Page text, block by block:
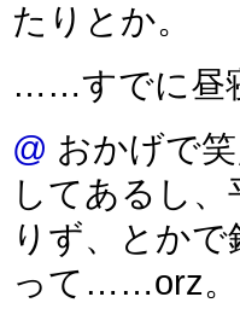
たりとか。
……すでに昼
@ おかげで
してあるし
りず、とか
って……orz。